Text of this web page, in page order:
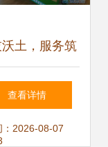
土，服务筑
我市持续优
型中小企业
查看详情
：2026-08-07